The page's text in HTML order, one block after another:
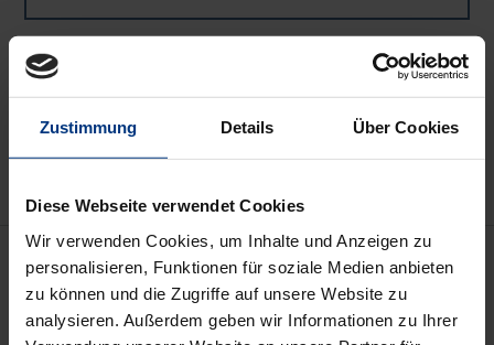
Zustimmung Details Über Cookies
Diese Webseite verwendet Cookies
Wir verwenden Cookies, um Inhalte und Anzeigen zu
personalisieren, Funktionen für soziale Medien anbieten
zu können und die Zugriffe auf unsere Website zu
analysieren. Außerdem geben wir Informationen zu Ihrer
Add to Wish List
Delivery cost notice
Bibliographical data
Edition